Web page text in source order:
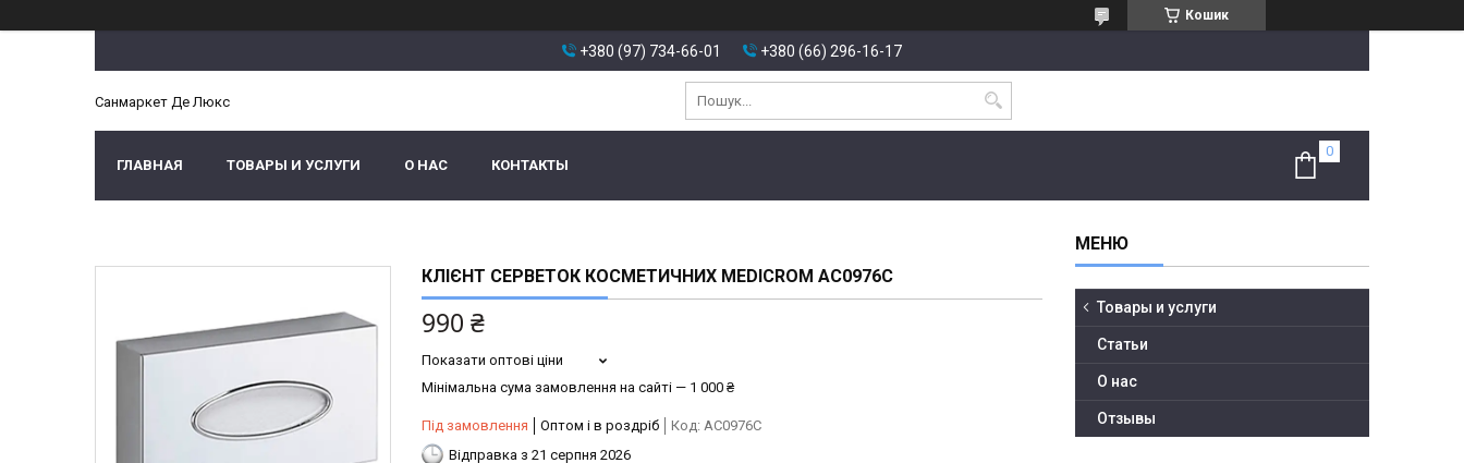
Кошик
+380 (97) 734-66-01 +380 (66) 296-16-17
Санмаркет Де Люкс
ГЛАВНАЯ ТОВАРЫ И УСЛУГИ О НАС КОНТАКТЫ
КЛІЄНТ СЕРВЕТОК КОСМЕТИЧНИХ MEDICROM AC0976C
990 ₴
Показати оптові ціни
Мінімальна сума замовлення на сайті — 1 000 ₴
Під замовлення Оптом і в роздріб Код: AC0976C
Відправка з 21 серпня 2026
Товары и услуги
Статьи
О нас
Отзывы